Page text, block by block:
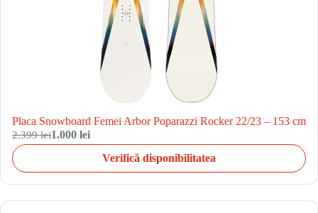
Placa Snowboard Femei Arbor Poparazzi Rocker 22/23 – 153 cm
2.399 lei1.000 lei
Verifică disponibilitatea